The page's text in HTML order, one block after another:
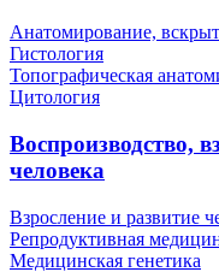
Анатомирование,
Гистология
Топографическая
Цитология
Воспроизводство,
человека
Взросление и развитие
Репродуктивная
Медицинская генетика